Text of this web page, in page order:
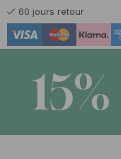
60 jours retour
15%